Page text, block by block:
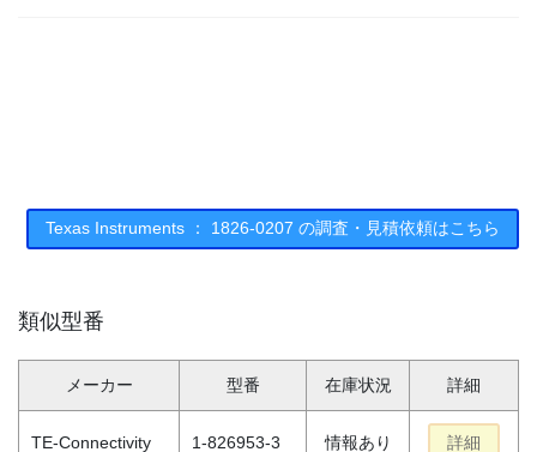
Texas Instruments ： 1826-0207 の調査・見積依頼はこちら
類似型番
メーカー 型番 在庫状況 詳細
TE-Connectivity 1-826953-3 情報あり 詳細